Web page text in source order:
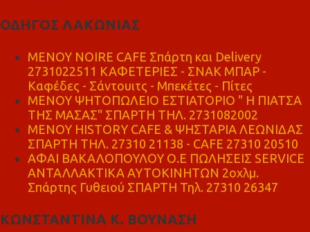
ΟΔΗΓΟΣ ΛΑΚΩΝΙΑΣ
MENOY NOIRE CAFE Σπάρτη και Delivery
2731022511 ΚΑΦΕΤΕΡΙΕΣ - ΣΝΑΚ ΜΠΑΡ -
Καφέδες - Σάντουιτς - Μπεκέτες - Πίτες
ΜΕΝΟΥ ΨΗΤΟΠΩΛΕΙΟ ΕΣΤΙΑΤΟΡΙΟ " Η ΠΙΑΤΣΑ
ΤΗΣ ΜΑΣΑΣ" ΣΠΑΡΤΗ ΤΗΛ. 2731082002
ΜΕΝΟΥ HISTORY CAFE & ΨΗΣΤΑΡΙΑ ΛΕΩΝΙΔΑΣ
ΣΠΑΡΤΗ ΤΗΛ. 27310 21138 - CAFE 27310 20510
ΑΦΑΙ ΒΑΚΑΛΟΠΟΥΛΟΥ Ο.Ε ΠΩΛΗΣΕΙΣ SERVICE
ΑΝΤΑΛΛΑΚΤΙΚΑ ΑΥΤΟΚΙΝΗΤΩΝ 2οχλμ.
Σπάρτης Γυθειού ΣΠΑΡΤΗ Τηλ. 27310 26347
ΚΩΝΣΤΑΝΤΙΝΑ Κ. ΒΟΥΝΑΣΗ